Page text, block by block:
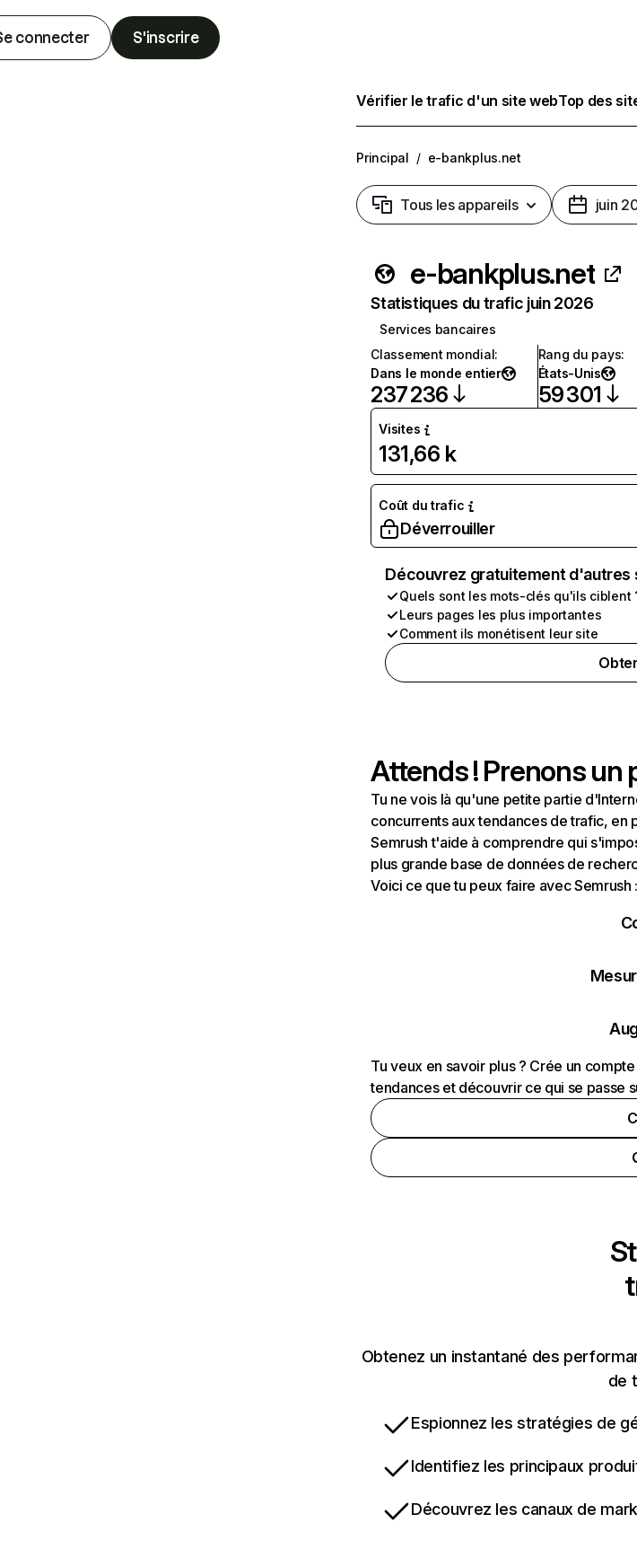
connecter S'inscrire
Vérifier le trafic d'un site webTop des
Principal / e-bankplus.net
Tous les appareils juin
e-bankplus.net
Statistiques du trafic juin 2026
Services bancaires
Classement mondial:
Dans le monde entier
237 236
Rang du pays:
États-Unis
59 301
Visites
131,66 k
Coût du trafic
Déverrouiller
Découvrez gratuitement
Quels sont les mots-clés qu'ils ciblent
Leurs pages les plus importantes
Comment ils monétisent leur site
Attends ! Prenons un
Tu ne vois là qu'une petite partie
concurrents aux tendances de trafic, en
Semrush t'aide à comprendre qui
plus grande base de données de
Voici ce que tu peux faire avec Semrush
Tu veux en savoir plus ? Crée un
tendances et découvrir ce qui se passe
Obtenez un instantané des
de
Espionnez les stratégies de
Identifiez les principaux
Découvrez les canaux de